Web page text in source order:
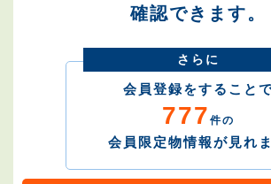
確認できます。
さらに
会員登録をすること
777 件の
会員限定物情報が見れ